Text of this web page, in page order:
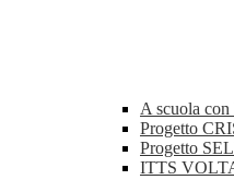
A scuola
Progetto
Progetto
ITTS